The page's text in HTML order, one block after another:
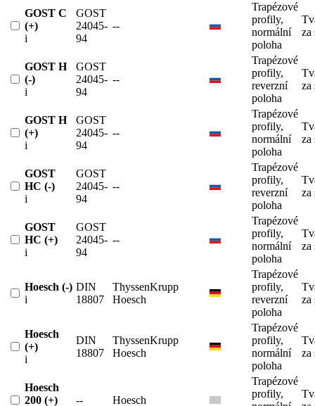
GOST C
(+)
i
GOST
24045-
94
--
Trapézové
profily,
normální
poloha
za
GOST H
(-)
i
GOST
24045-
94
--
Trapézové
profily,
reverzní
poloha
za
GOST H
(+)
i
GOST
24045-
94
--
Trapézové
profily,
normální
poloha
za
GOST
HC (-)
i
GOST
24045-
94
--
Trapézové
profily,
reverzní
poloha
za
GOST
HC (+)
i
GOST
24045-
94
--
Trapézové
profily,
normální
poloha
za
Hoesch (-)
i
DIN
18807
ThyssenKrupp
Hoesch
Trapézové
profily,
reverzní
poloha
za
Hoesch
(+)
i
DIN
18807
ThyssenKrupp
Hoesch
Trapézové
profily,
normální
poloha
za
Hoesch
200 (+)
-- Hoesch
Trapézové
profily,